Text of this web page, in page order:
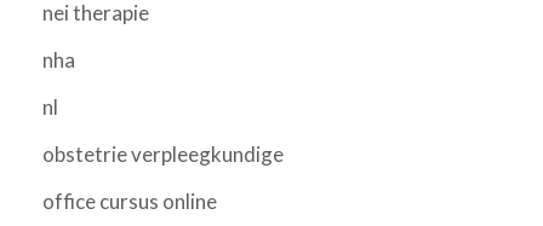
nei therapie
nha
nl
obstetrie verpleegkundige
office cursus online